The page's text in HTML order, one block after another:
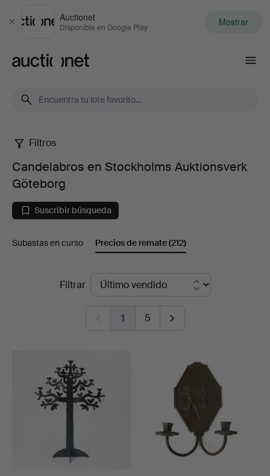
Cerrar
Auctionet
Disponible en Google Play Mostrar
Candelabros
en
Stockholms
Auktionsverk
Filtros
Candelabros en Stockholms Auktionsverk
Göteborg
Suscribir búsqueda
Subastas en curso Precios de remate(212)
Filtrar
1 5